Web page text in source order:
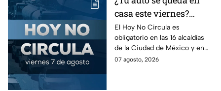
casa este viernes?
Revisa el Hoy No
Circula de este 7 de
agosto
El Hoy No Circula es
obligatorio en las 16 alcaldías
de la Ciudad de México y en
los municipios conurbados del
07 agosto, 2026